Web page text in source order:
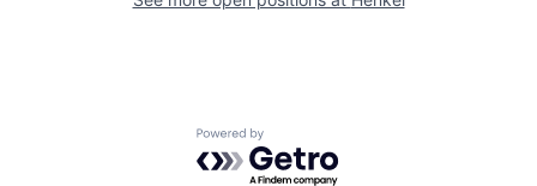
Powered by Getro.com